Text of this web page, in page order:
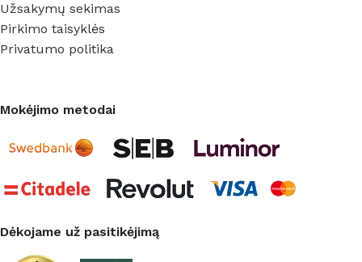
Užsakymų sekimas
Pirkimo taisyklės
Privatumo politika
Mokėjimo metodai
Dėkojame už pasitikėjimą